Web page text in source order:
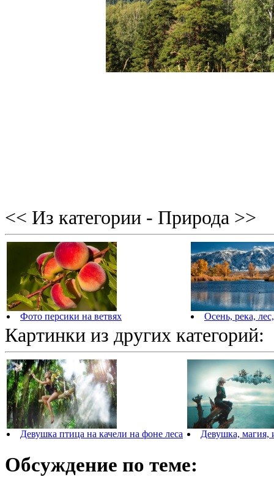
<< Из категории - Природа >>
Фото персики на ветвях Осень, река,
Картинки из других категорий:
Девушка птица на качели на фоне леса Девушка, магия,
Обсуждение по теме: